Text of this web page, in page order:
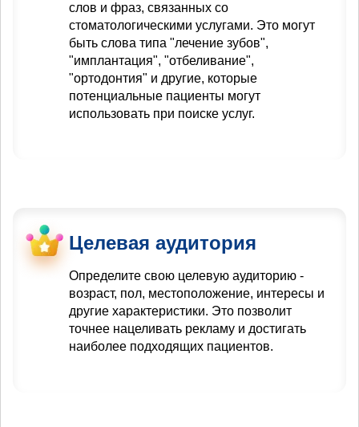
слов и фраз, связанных со
стоматологическими услугами. Это могут
быть слова типа "лечение зубов",
"имплантация", "отбеливание",
"ортодонтия" и другие, которые
потенциальные пациенты могут
использовать при поиске услуг.
Целевая аудитория
Определите свою целевую аудиторию -
возраст, пол, местоположение, интересы и
другие характеристики. Это позволит
точнее нацеливать рекламу и достигать
наиболее подходящих пациентов.